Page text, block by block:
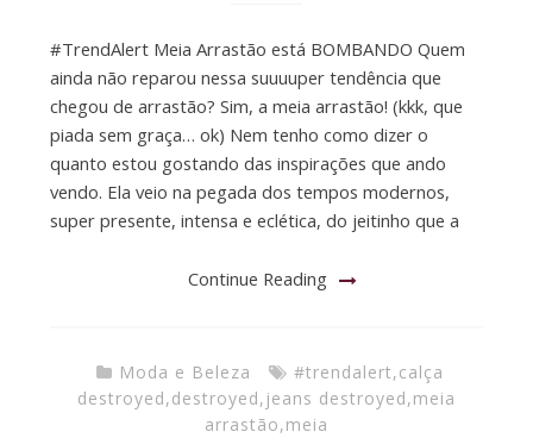
#TrendAlert Meia Arrastão está BOMBANDO Quem
ainda não reparou nessa suuuuper tendência que
chegou de arrastão? Sim, a meia arrastão! (kkk, que
piada sem graça… ok) Nem tenho como dizer o
quanto estou gostando das inspirações que ando
vendo. Ela veio na pegada dos tempos modernos,
super presente, intensa e eclética, do jeitinho que a
Continue Reading
Moda e Beleza #trendalert,calça
destroyed,destroyed, jeans destroyed,meia
arrastão,meia